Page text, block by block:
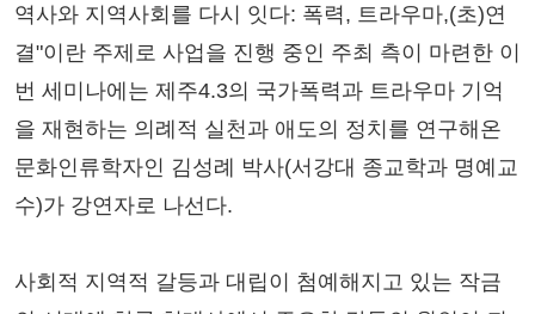
역사와 지역사회를 다시 잇다: 폭력, 트라우마,(초)연
결"이란 주제로 사업을 진행 중인 주최 측이 마련한 이
번 세미나에는 제주4.3의 국가폭력과 트라우마 기억
을 재현하는 의례적 실천과 애도의 정치를 연구해온
문화인류학자인 김성례 박사(서강대 종교학과 명예교
수)가 강연자로 나선다.
사회적 지역적 갈등과 대립이 첨예해지고 있는 작금